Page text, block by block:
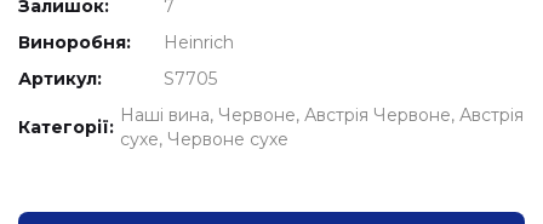
Залишок:
7
Виноробня:
Heinrich
Артикул:
S7705
Категорії:
Наші вина Червоне Австрія Червоне Австрія
сухе Червоне сухе